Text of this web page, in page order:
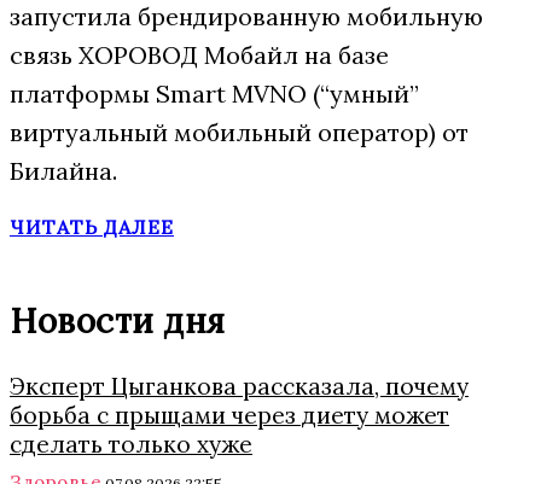
запустила брендированную мобильную
связь ХОРОВОД Мобайл на базе
платформы Smart MVNO (“умный”
виртуальный мобильный оператор) от
Билайна.
ЧИТАТЬ ДАЛЕЕ
Новости дня
Эксперт Цыганкова рассказала, почему
борьба с прыщами через диету может
сделать только хуже